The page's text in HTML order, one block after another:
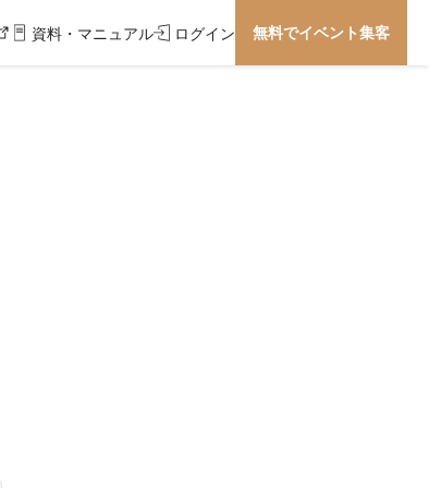
資料・マニュアル ログイン 無料でイベント集客